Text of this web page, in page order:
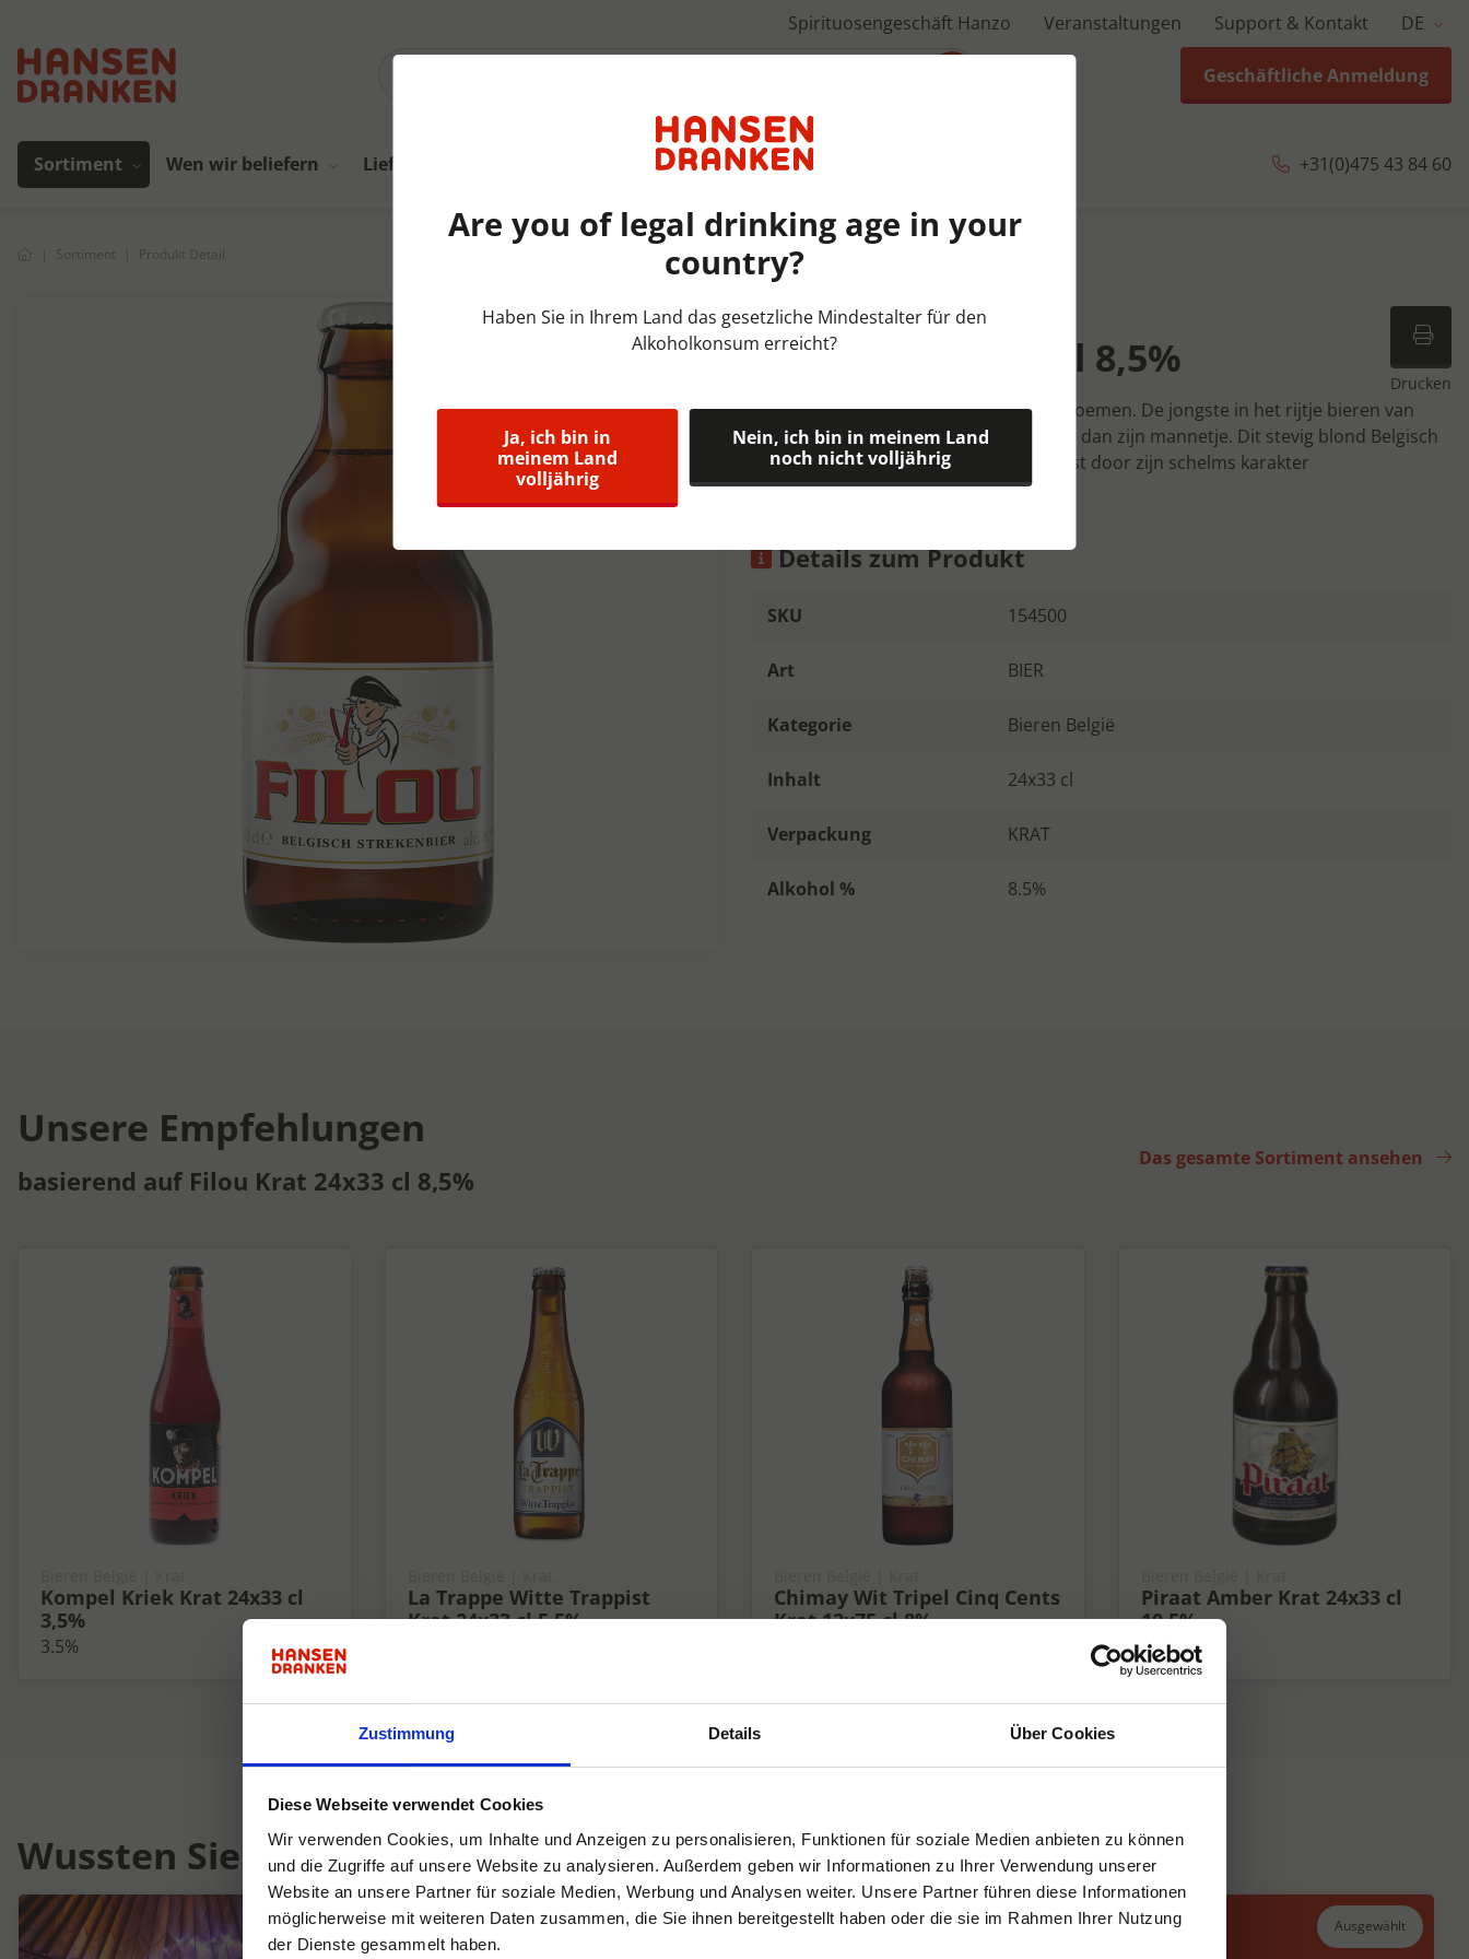
Zustimmung Details Über Cookies
Diese Webseite verwendet Cookies
Wir verwenden Cookies, um Inhalte und Anzeigen zu personalisieren, Funktionen für soziale Medien anbieten zu können
und die Zugriffe auf unsere Website zu analysieren. Außerdem geben wir Informationen zu Ihrer Verwendung unserer
Website an unsere Partner für soziale Medien, Werbung und Analysen weiter. Unsere Partner führen diese Informationen
möglicherweise mit weiteren Daten zusammen, die Sie ihnen bereitgestellt haben oder die sie im Rahmen Ihrer Nutzung
der Dienste gesammelt haben.
Spirituosengeschäft Hanzo Veranstaltungen Support & Kontakt DE
Geschäftliche Anmeldung
Sortiment Wen wir beliefern Lieferanten +31(0)475 43 84 60
Sortiment Produkt Detail
Bieren België | KRAT | 24x33 cl
Drucken
Filou Krat 24x33 cl 8,5%
Filou kan je gerust een guitige schelm noemen. De jongste in het rijtje bieren van
Brouwerij Van Honsebrouck staat meer dan zijn mannetje. Dit stevig blond Belgisch
speciaalbier , gelanceerd in 2014, verrast door zijn schelms karakter
Details zum Produkt
SKU 154500
Art BIER
Kategorie Bieren België
Inhalt 24x33 cl
Verpackung KRAT
Alkohol % 8.5%
Unsere Empfehlungen
basierend auf Filou Krat 24x33 cl 8,5%
Das gesamte Sortiment ansehen
Kompel Kriek Krat 24x33 cl
3,5%
3.5%
La Trappe Witte Trappist
Krat 24x33 cl 5,5%
Chimay Wit Tripel Cinq Cents
Krat 12x75 cl 8%
Piraat Amber Krat 24x33 cl
10,5%
10.5%
Wussten Sie schon...
Ausgewählt
Are you of legal drinking age in your
country?
Haben Sie in Ihrem Land das gesetzliche Mindestalter für den
Alkoholkonsum erreicht?
Ja, ich bin in
meinem Land
volljährig
Nein, ich bin in meinem Land
noch nicht volljährig